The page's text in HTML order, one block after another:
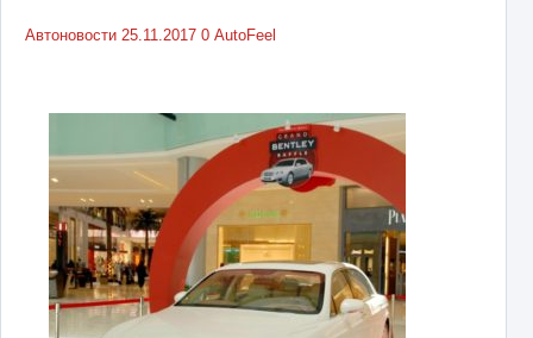
Автоновости 25.11.2017 0 AutoFeel